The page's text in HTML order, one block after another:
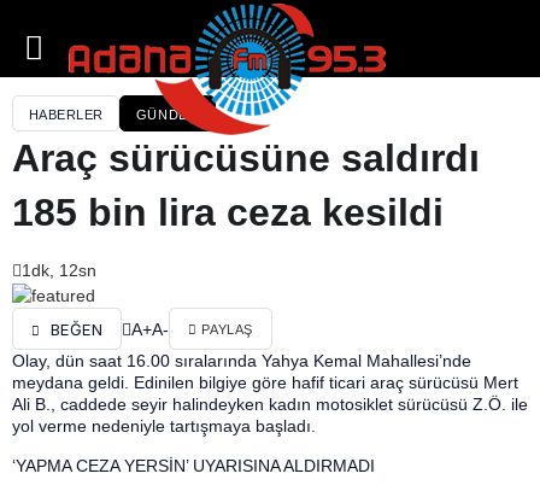
HABERLER GÜNDEM
Araç sürücüsüne saldırdı
185 bin lira ceza kesildi
1dk, 12sn
BEĞEN A+A- PAYLAŞ
Olay, dün saat 16.00 sıralarında Yahya Kemal Mahallesi’nde
meydana geldi. Edinilen bilgiye göre hafif ticari araç sürücüsü Mert
Ali B., caddede seyir halindeyken kadın motosiklet sürücüsü Z.Ö. ile
yol verme nedeniyle tartışmaya başladı.
‘YAPMA CEZA YERSİN’ UYARISINA ALDIRMADI